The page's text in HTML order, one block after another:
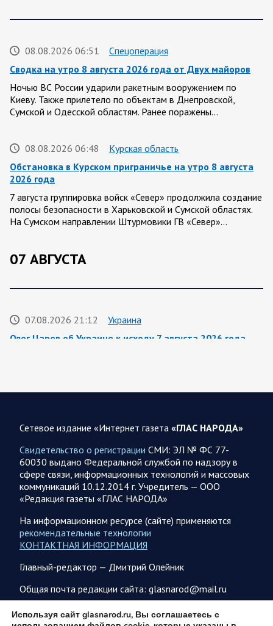
08.08.2026 06:51
Спецоперация
Сводка на утро 8 августа 2026 года от Двух майоров
Ночью ВС России ударили ракетным вооружением по
Киеву. Также прилетело по объектам в Днепровской,
Сумской и Одесской областям. Ранее поражены…
08.08.2026 06:48
Курская область
Обстановка в Курском приграничье на утро 8 августа
2026 года
7 августа группировка войск «Север» продолжила создание
полосы безопасности в Харьковской и Сумской областях.
На Сумском направлении Штурмовики ГВ «Север»…
07 АВГУСТА
07.08.2026 21:12
Украина
Олег Царев об Украине к исходу 7 августа 2026 года
Фронтовая сводка Олега Царева на вечер 7 августа
На Херсонском фронте наши дронщики бьют по
автомобилям, системам связи и РЭБ в Херсоне и сёлах
правобережья. Враг обстрелял за…
07.08.2026 17:24
Саратовская область
Максим Леонов рассказал о тушении пожара на
территории полигона АО «Ситиматик»
Глава Энгельсского района Максим Леонов сообщает: «На
территории полигона АО «Ситиматик» в непрерывном
режиме продолжаются работы по отсыпке грунтом…
Сетевое издание «Интернет газета «ГЛАС НАРОДА»
Свидетельство о регистрации СМИ: ЭЛ № ФС 77-
60030 выдано Федеральной службой по надзору в
сфере связи, информационных технологий и массовых
коммуникаций 10.12.2014 г. Учредитель — ООО
«Редакция газеты «ГЛАС НАРОДА»
На информационном ресурсе (сайте) применяются
рекомендательные технологии
КОНТАКТНАЯ ИНФОРМАЦИЯ
Главный-редактор — Дмитрий Олейник
Общая почта редакции сайта: glasnarod@mail.ru
ПОДПИСКА
Используя сайт glasnarod.ru, Вы соглашаетесь с